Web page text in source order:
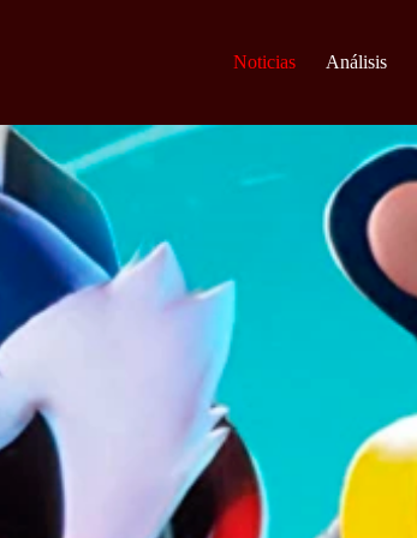
Noticias Análisis